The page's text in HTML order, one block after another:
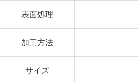
表面処理
加工方法
サイズ